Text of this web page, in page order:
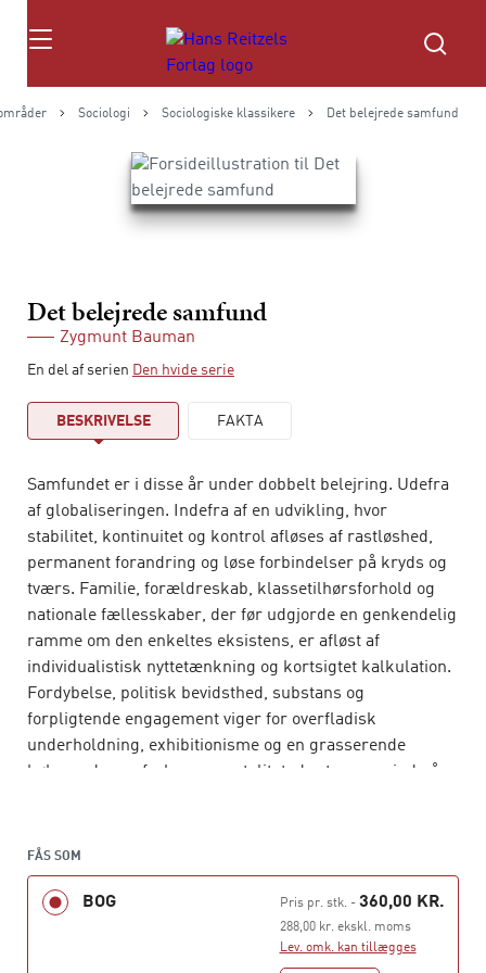
Søg
Sociologi Sociologiske klassikere Det belejrede samfund
Det belejrede samfund
Zygmunt Bauman
En del af serien Den hvide serie
BESKRIVELSE FAKTA
Samfundet er i disse år under dobbelt belejring. Udefra
af globaliseringen. Indefra af en udvikling, hvor
stabilitet, kontinuitet og kontrol afløses af rastløshed,
permanent forandring og løse forbindelser på kryds og
tværs. Familie, forældreskab, klassetilhørsforhold og
nationale fællesskaber, der før udgjorde en genkendelig
ramme om den enkeltes eksistens, er afløst af
individualistisk nyttetænkning og kortsigtet kalkulation.
Fordybelse, politisk bevidsthed, substans og
forpligtende engagement viger for overfladisk
underholdning, exhibitionisme og en grasserende
købmands- og forbrugsmentalitet, der trænger ind på
national- og velfærdsstaterne er kommet under pres.
Bauman slår til lyd for en genoplivelse af politikken med
borgeren – ikke forbrugeren – i centrum. Den
FÅS SOM
BOG Pris pr. stk.- 360,00 KR.
288,00 kr. ekskl. moms
Lev. omk. kan tillægges